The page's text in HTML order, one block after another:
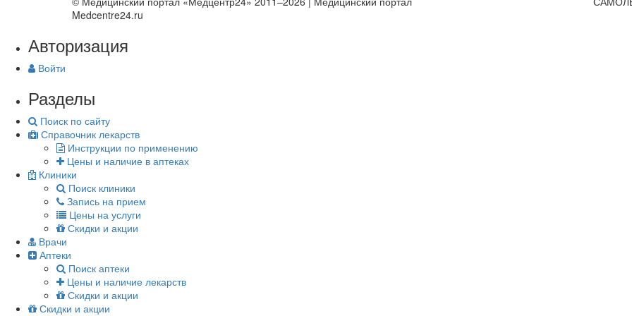
Medcentre24.ru
Авторизация
Войти
Разделы
Поиск по сайту
Справочник лекарств
Инструкции по применению
Цены и наличие в аптеках
Клиники
Поиск клиники
Запись на прием
Цены на услуги
Скидки и акции
Врачи
Аптеки
Поиск аптеки
Цены и наличие лекарств
Скидки и акции
Скидки и акции